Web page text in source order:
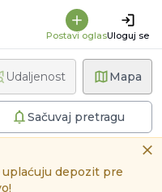
Postavi oglasUloguj se
Mapa
Sačuvaj pretragu
Udaljenost
depozit pre